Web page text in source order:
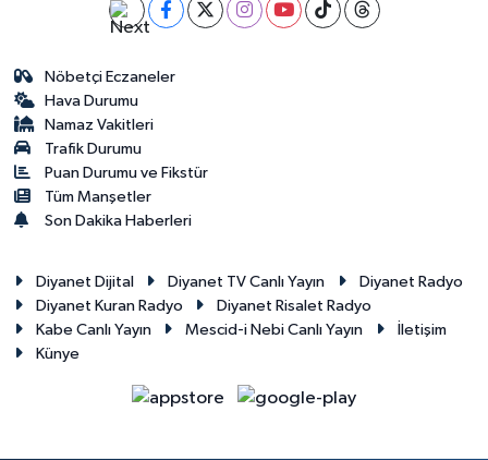
Nöbetçi Eczaneler
Hava Durumu
Namaz Vakitleri
Trafik Durumu
Puan Durumu ve Fikstür
Tüm Manşetler
Son Dakika Haberleri
Diyanet Dijital Diyanet TV Canlı Yayın
Diyanet Radyo
Diyanet Kuran Radyo
Diyanet Risalet Radyo
Kabe Canlı Yayın
Mescid-i Nebi Canlı Yayın
İletişim
Künye